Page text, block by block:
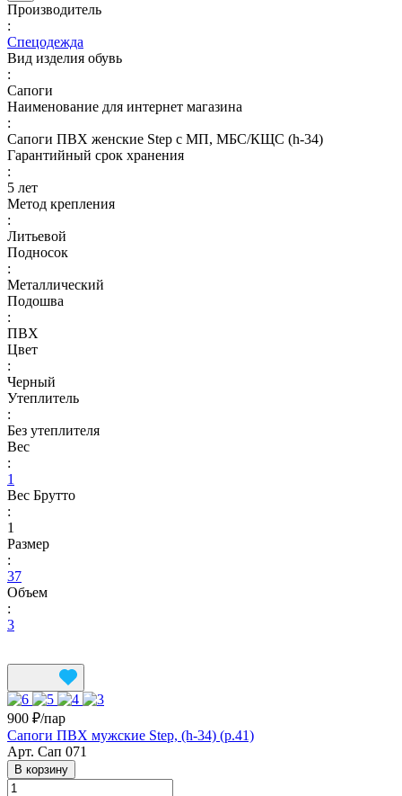
Производитель
:
Спецодежда
Вид изделия обувь
:
Сапоги
Наименование для интернет магазина
:
Сапоги ПВХ женские Step с МП, МБС/КЩС (h-34)
Гарантийный срок хранения
:
5 лет
Метод крепления
:
Литьевой
Подносок
:
Металлический
Подошва
:
ПВХ
Цвет
:
Черный
Утеплитель
:
Без утеплителя
Вес
:
1
Вес Брутто
:
1
Размер
:
37
Объем
:
3
900 ₽/пар
Сапоги ПВХ мужские Step, (h-34) (р.41)
Арт. Сап 071
В корзину